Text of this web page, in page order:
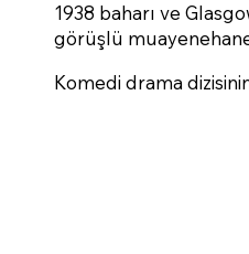
1938 baharı ve
görüşlü
Komedi drama